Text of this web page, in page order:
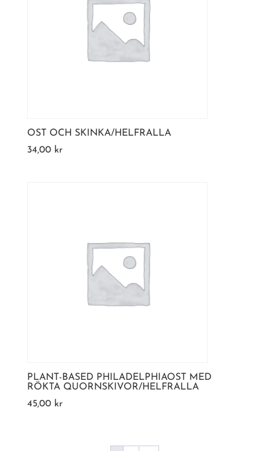
OST OCH SKINKA/HELFRALLA
34,00 kr
PLANT-BASED PHILADELPHIAOST MED
RÖKTA QUORNSKIVOR/HELFRALLA
45,00 kr